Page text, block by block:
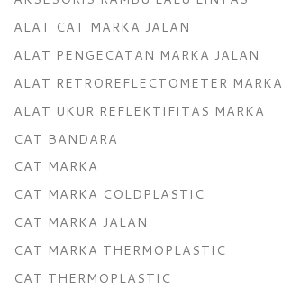
ALAT CAT MARKA JALAN
ALAT PENGECATAN MARKA JALAN
ALAT RETROREFLECTOMETER MARKA
ALAT UKUR REFLEKTIFITAS MARKA
CAT BANDARA
CAT MARKA
CAT MARKA COLDPLASTIC
CAT MARKA JALAN
CAT MARKA THERMOPLASTIC
CAT THERMOPLASTIC